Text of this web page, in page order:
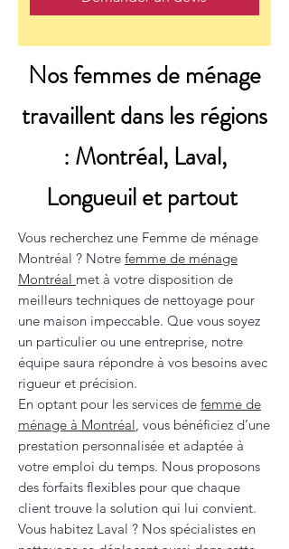
Nos femmes de ménage
travaillent dans les régions
: Montréal, Laval,
Longueuil et partout
Vous recherchez une Femme de ménage
Montréal ? Notre femme de ménage
Montréal met à votre disposition de
meilleurs techniques de nettoyage pour
une maison impeccable. Que vous soyez
un particulier ou une entreprise, notre
équipe saura répondre à vos besoins avec
rigueur et précision.
En optant pour les services de femme de
ménage à Montréal, vous bénéficiez d’une
prestation personnalisée et adaptée à
votre emploi du temps. Nous proposons
des forfaits flexibles pour que chaque
client trouve la solution qui lui convient.
Vous habitez Laval ? Nos spécialistes en